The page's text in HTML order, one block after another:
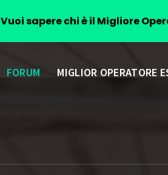
FORUM MIGLIOR OPERATORE
Vuoi sapere chi è il Migliore